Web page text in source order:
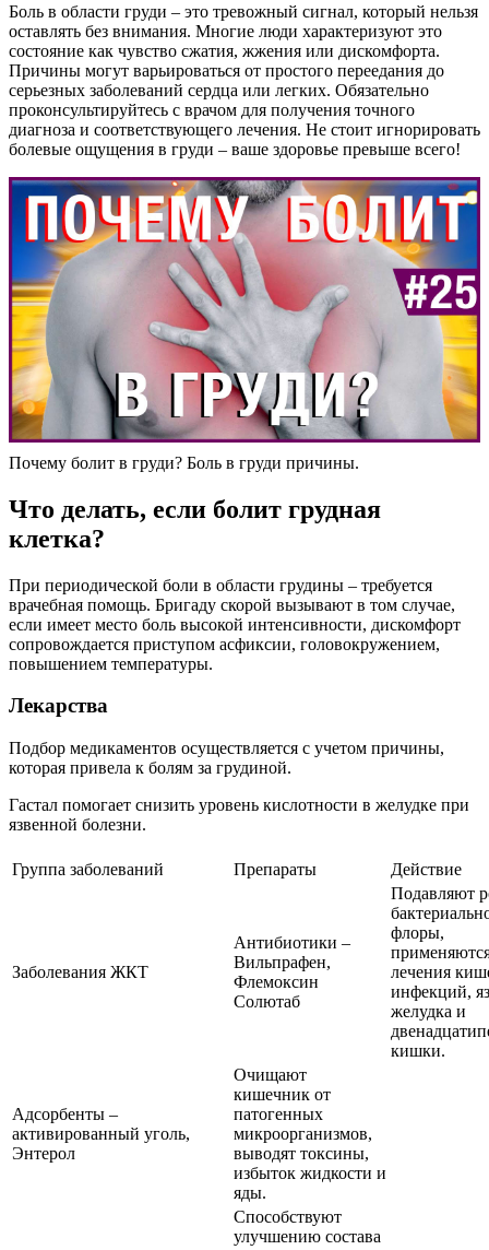
Боль в области груди – это тревожный сигнал, который нельзя
оставлять без внимания. Многие люди характеризуют это
состояние как чувство сжатия, жжения или дискомфорта.
Причины могут варьироваться от простого переедания до
серьезных заболеваний сердца или легких. Обязательно
проконсультируйтесь с врачом для получения точного
диагноза и соответствующего лечения. Не стоит игнорировать
болевые ощущения в груди – ваше здоровье превыше всего!
Почему болит в груди? Боль в груди причины.
Что делать, если болит грудная
клетка?
При периодической боли в области грудины – требуется
врачебная помощь. Бригаду скорой вызывают в том случае,
если имеет место боль высокой интенсивности, дискомфорт
сопровождается приступом асфиксии, головокружением,
повышением температуры.
Лекарства
Подбор медикаментов осуществляется с учетом причины,
которая привела к болям за грудиной.
Гастал помогает снизить уровень кислотности в желудке при
язвенной болезни.
Группа заболеваний Препараты Действие
Заболевания ЖКТ
Антибиотики –
Вильпрафен,
Флемоксин
Солютаб
Подавляют
флоры,
лечения
инфекций,
желудка и
кишки.
Адсорбенты –
активированный уголь,
Энтерол
Очищают
кишечник от
патогенных
микроорганизмов,
выводят токсины,
избыток жидкости и
яды.
Способствуют
улучшению состава